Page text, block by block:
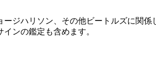
ジハリソン、その他ビートルズに関係
ンの鑑定も含めます。